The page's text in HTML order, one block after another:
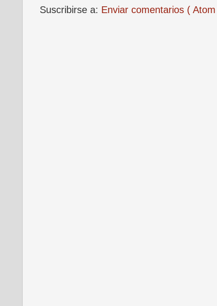
Suscribirse a: Enviar comentarios (